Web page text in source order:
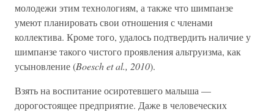
молодежи этим технологиям, а также что шимпанзе
умеют планировать свои отношения с членами
коллектива. Кроме того, удалось подтвердить наличие у
шимпанзе такого чистого проявления альтруизма, как
усыновление (Boesch et al., 2010).
Взять на воспитание осиротевшего малыша —
дорогостоящее предприятие. Даже в человеческих